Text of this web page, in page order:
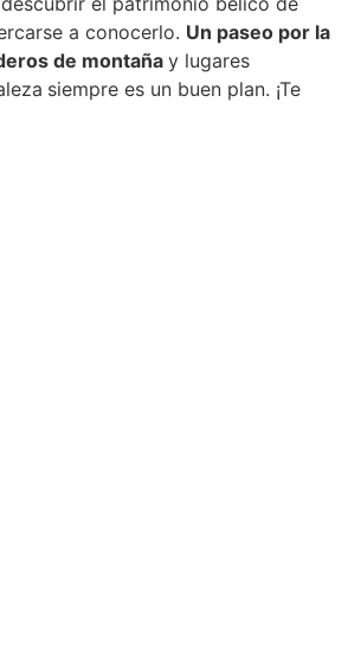
a conocerlo. Un paseo por la
de montaña y lugares
siempre es un buen plan. ¡Te